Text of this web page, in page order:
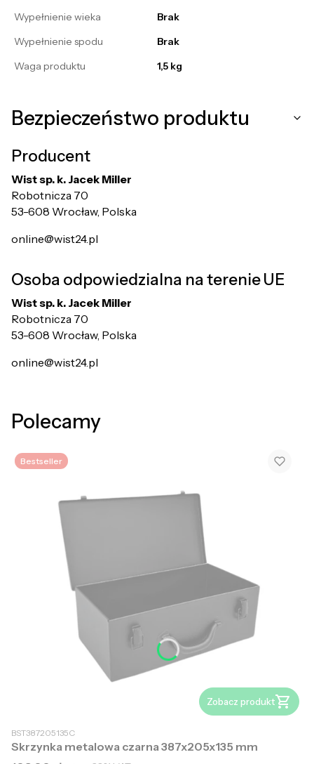
Wypełnienie wieka
Brak
Wypełnienie spodu
Brak
Waga produktu
1,5 kg
Bezpieczeństwo produktu
Producent
Wist sp. k. Jacek Miller
Robotnicza 70
53-608 Wrocław, Polska
online@wist24.pl
Osoba odpowiedzialna na terenie UE
Wist sp. k. Jacek Miller
Robotnicza 70
53-608 Wrocław, Polska
online@wist24.pl
Polecamy
Bestseller
Zobacz produkt
BST387205135C
Skrzynka metalowa czarna 387x205x135 mm